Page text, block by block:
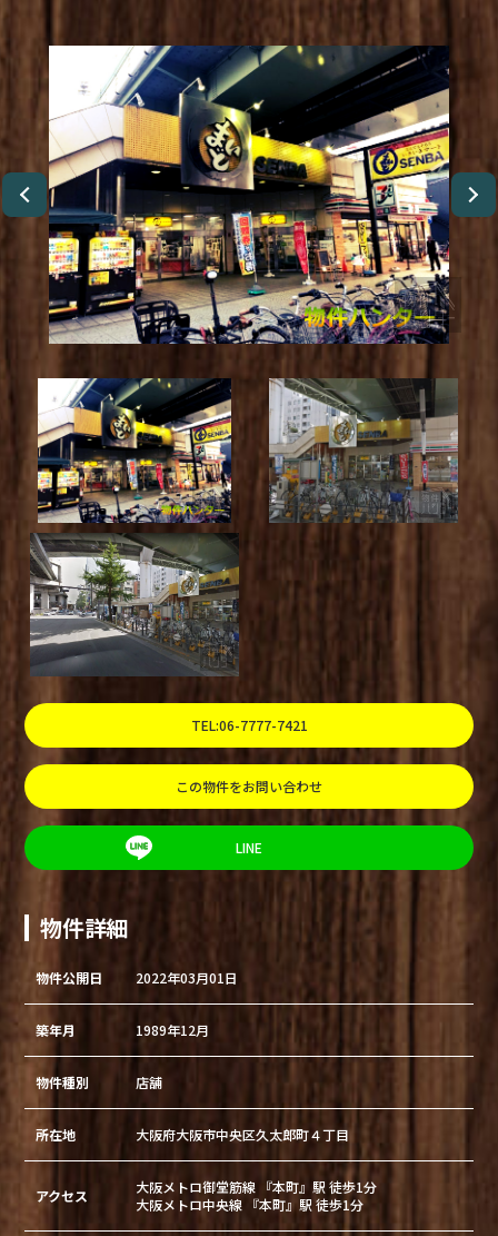
TEL:06-7777-7421
この物件をお問い合わせ
LINE
物件詳細
物件公開日 2022年03月01日
築年月 1989年12月
物件種別 店舗
所在地 大阪府大阪市中央区久太郎町４丁目
アクセス
大阪メトロ御堂筋線 『本町』駅 徒歩1分
大阪メトロ中央線 『本町』駅 徒歩1分